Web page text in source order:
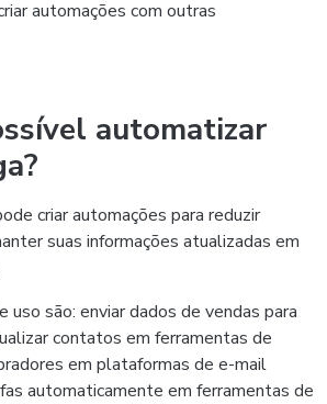
automações com outras
automatizar
criar automações para reduzir
suas informações atualizadas em
são: enviar dados de vendas para
contatos em ferramentas de
em plataformas de e-mail
automaticamente em ferramentas de